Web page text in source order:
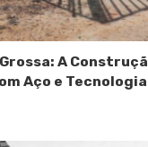
A
Aço e Tecnologia